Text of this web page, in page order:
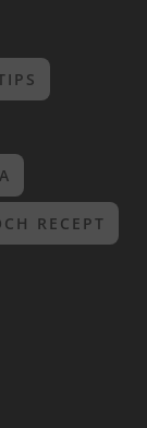
RECEPT